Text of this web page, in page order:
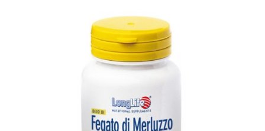
Anticellulite e Fanghi: Sconto fino al 40% valido
oggi!